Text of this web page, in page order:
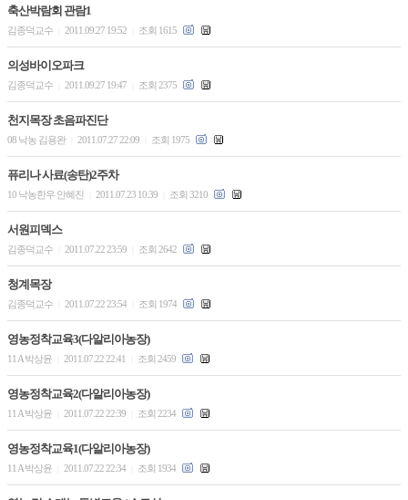
축산박람회 관람1
김종덕교수 2011.09.27 19:52 조회 1615
의성바이오파크
김종덕교수 2011.09.27 19:47 조회 2375
천지목장 초음파진단
08 낙농 김용완 2011.07.27 22:09 조회 1975
퓨리나 사료(송탄)2주차
10 낙농한우 안혜진 2011.07.23 10:39 조회 3210
서원피덱스
김종덕교수 2011.07.22 23:59 조회 2642
청계목장
김종덕교수 2011.07.22 23:54 조회 1974
영농정착교육3(다알리아농장)
11 A 박상윤 2011.07.22 22:41 조회 2459
영농정착교육2(다알리아농장)
11 A 박상윤 2011.07.22 22:39 조회 2234
영농정착교육1(다알리아농장)
11 A 박상윤 2011.07.22 22:34 조회 1934